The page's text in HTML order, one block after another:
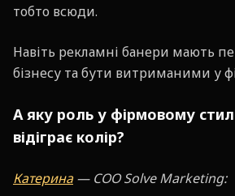
тобто всюди.
Навіть рекламні банери мають
бізнесу та бути витриманими у
А яку роль у фірмовому
відіграє колір?
Катерина— COO Solve Marketing: